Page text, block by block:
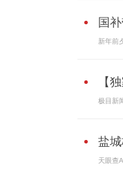
国
新年前
【
极目新
盐
天眼查